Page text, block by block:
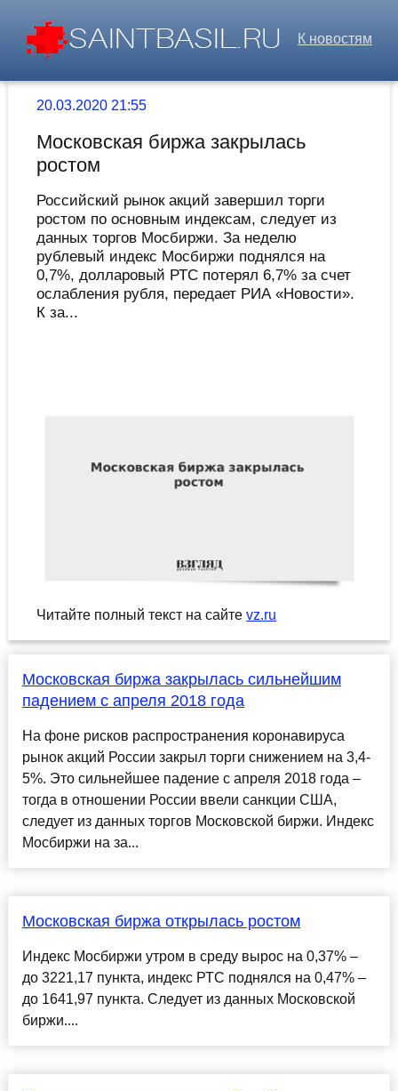
К новостям
20.03.2020 21:55
Московская биржа закрылась
ростом
Российский рынок акций завершил торги
ростом по основным индексам, следует из
данных торгов Мосбиржи. За неделю
рублевый индекс Мосбиржи поднялся на
0,7%, долларовый РТС потерял 6,7% за счет
ослабления рубля, передает РИА «Новости».
К за...
Читайте полный текст на сайте vz.ru
Московская биржа закрылась сильнейшим
падением с апреля 2018 года
На фоне рисков распространения коронавируса
рынок акций России закрыл торги снижением на 3,4-
5%. Это сильнейшее падение с апреля 2018 года –
тогда в отношении России ввели санкции США,
следует из данных торгов Московской биржи. Индекс
Мосбиржи на за...
Московская биржа открылась ростом
Индекс Мосбиржи утром в среду вырос на 0,37% –
до 3221,17 пункта, индекс РТС поднялся на 0,47% –
до 1641,97 пункта. Следует из данных Московской
биржи....